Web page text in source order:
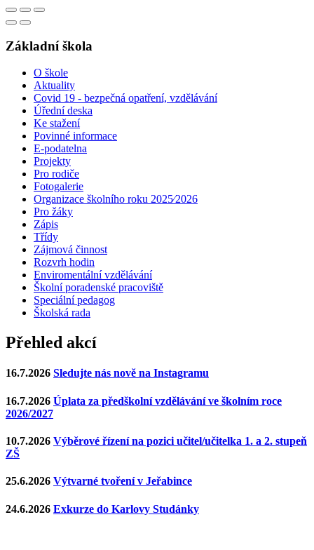
Základní škola
O škole
Aktuality
Covid 19 - bezpečná opatření, vzdělávání
Úřední deska
Ke stažení
Povinné informace
E-podatelna
Projekty
Pro rodiče
Fotogalerie
Organizace školního roku 2025⁄2026
Pro žáky
Zápis
Třídy
Zájmová činnost
Rozvrh hodin
Enviromentální vzdělávání
Školní poradenské pracoviště
Speciální pedagog
Školská rada
Přehled akcí
16.7.2026 Sledujte nás nově na Instagramu
16.7.2026 Úplata za předškolní vzdělávání ve školním roce
2026/2027
10.7.2026 Výběrové řízení na pozici učitel/učitelka 1. a 2. stupeň
ZŠ
25.6.2026 Výtvarné tvoření v Jeřabince
24.6.2026 Exkurze do Karlovy Studánky